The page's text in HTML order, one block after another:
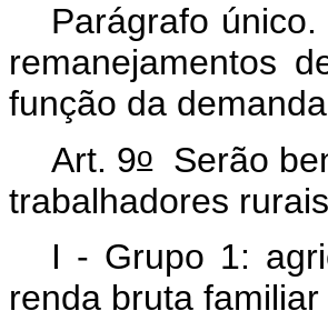
Parágrafo
remanejamentos
função da
Art. 9oSerão
trabalhadores
I - Grupo 1:
renda bruta